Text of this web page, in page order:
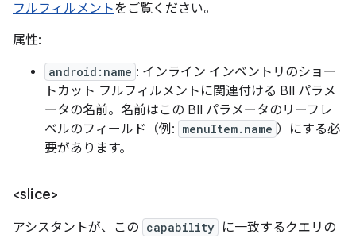
フルフィルメントをご覧ください。
属性:
android:name : インライン インベントリのショー
トカット フルフィルメントに関連付ける BII パラメ
ータの名前。名前はこの BII パラメータのリーフレ
ベルのフィールド（例: menuItem.name ）にする必
要があります。
<slice>
アシスタントが、この capability に一致するクエリの